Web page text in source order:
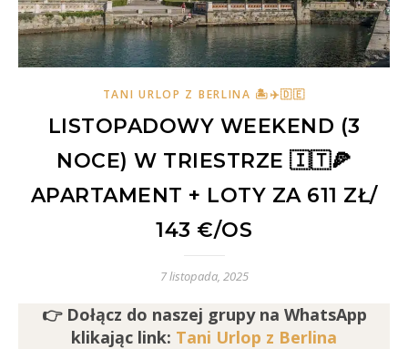
TANI URLOP Z BERLINA 🏝✈️🇩🇪
LISTOPADOWY WEEKEND (3
NOCE) W TRIESTRZE 🇮🇹🍕
APARTAMENT + LOTY ZA 611 ZŁ/
143 €/OS
7 listopada, 2025
👉 Dołącz do naszej grupy na WhatsApp
klikając link: Tani Urlop z Berlina